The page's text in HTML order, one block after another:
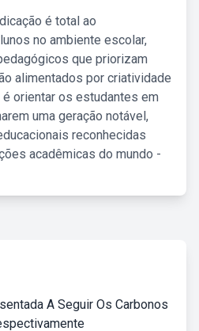
é total ao
no ambiente escolar,
que priorizam
alimentados por criatividade
orientar os estudantes em
uma geração notável,
reconhecidas
acadêmicas do mundo -
A Seguir Os Carbonos